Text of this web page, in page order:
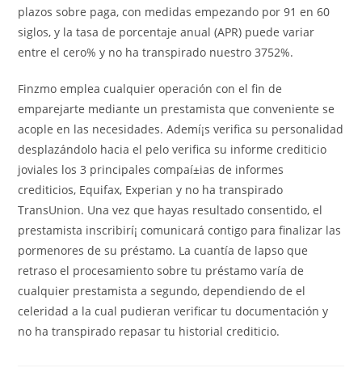
plazos sobre paga, con medidas empezando por 91 en 60
siglos, y la tasa de porcentaje anual (APR) puede variar
entre el cero% y no ha transpirado nuestro 3752%.
Finzmo emplea cualquier operación con el fin de
emparejarte mediante un prestamista que conveniente se
acople en las necesidades. Ademí¡s verifica su personalidad
desplazándolo hacia el pelo verifica su informe crediticio
joviales los 3 principales compaí±ias de informes
crediticios, Equifax, Experian y no ha transpirado
TransUnion. Una vez que hayas resultado consentido, el
prestamista inscribirí¡ comunicará contigo para finalizar las
pormenores de su préstamo. La cuantía de lapso que
retraso el procesamiento sobre tu préstamo varía de
cualquier prestamista a segundo, dependiendo de el
celeridad a la cual pudieran verificar tu documentación y
no ha transpirado repasar tu historial crediticio.